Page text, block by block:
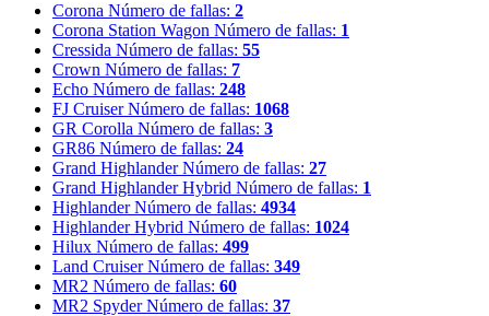
Corona Número de fallas: 2
Corona Station Wagon Número de fallas: 1
Cressida Número de fallas: 55
Crown Número de fallas: 7
Echo Número de fallas: 248
FJ Cruiser Número de fallas: 1068
GR Corolla Número de fallas: 3
GR86 Número de fallas: 24
Grand Highlander Número de fallas: 27
Grand Highlander Hybrid Número de fallas: 1
Highlander Número de fallas: 4934
Highlander Hybrid Número de fallas: 1024
Hilux Número de fallas: 499
Land Cruiser Número de fallas: 349
MR2 Número de fallas: 60
MR2 Spyder Número de fallas: 37